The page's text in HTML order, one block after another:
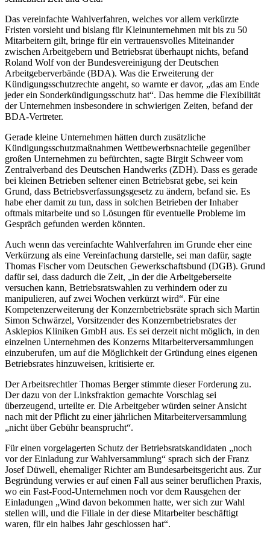
Das vereinfachte Wahlverfahren, welches vor allem verkürzte
Fristen vorsieht und bislang für Kleinunternehmen mit bis zu 50
Mitarbeitern gilt, bringe für ein vertrauensvolles Miteinander
zwischen Arbeitgebern und Betriebsrat überhaupt nichts, befand
Roland Wolf von der Bundesvereinigung der Deutschen
Arbeitgeberverbände (BDA). Was die Erweiterung der
Kündigungsschutzrechte angeht, so warnte er davor, „das am Ende
jeder ein Sonderkündigungsschutz hat“. Das hemme die Flexibilität
der Unternehmen insbesondere in schwierigen Zeiten, befand der
BDA-Vertreter.
Gerade kleine Unternehmen hätten durch zusätzliche
Kündigungsschutzmaßnahmen Wettbewerbsnachteile gegenüber
großen Unternehmen zu befürchten, sagte Birgit Schweer vom
Zentralverband des Deutschen Handwerks (ZDH). Dass es gerade
bei kleinen Betrieben seltener einen Betriebsrat gebe, sei kein
Grund, dass Betriebsverfassungsgesetz zu ändern, befand sie. Es
habe eher damit zu tun, dass in solchen Betrieben der Inhaber
oftmals mitarbeite und so Lösungen für eventuelle Probleme im
Gespräch gefunden werden könnten.
Auch wenn das vereinfachte Wahlverfahren im Grunde eher eine
Verkürzung als eine Vereinfachung darstelle, sei man dafür, sagte
Thomas Fischer vom Deutschen Gewerkschaftsbund (DGB). Grund
dafür sei, dass dadurch die Zeit, „in der die Arbeitgeberseite
versuchen kann, Betriebsratswahlen zu verhindern oder zu
manipulieren, auf zwei Wochen verkürzt wird“. Für eine
Kompetenzerweiterung der Konzernbetriebsräte sprach sich Martin
Simon Schwärzel, Vorsitzender des Konzernbetriebsrates der
Asklepios Kliniken GmbH aus. Es sei derzeit nicht möglich, in den
einzelnen Unternehmen des Konzerns Mitarbeiterversammlungen
einzuberufen, um auf die Möglichkeit der Gründung eines eigenen
Betriebsrates hinzuweisen, kritisierte er.
Der Arbeitsrechtler Thomas Berger stimmte dieser Forderung zu.
Der dazu von der Linksfraktion gemachte Vorschlag sei
überzeugend, urteilte er. Die Arbeitgeber würden seiner Ansicht
nach mit der Pflicht zu einer jährlichen Mitarbeiterversammlung
„nicht über Gebühr beansprucht“.
Für einen vorgelagerten Schutz der Betriebsratskandidaten „noch
vor der Einladung zur Wahlversammlung“ sprach sich der Franz
Josef Düwell, ehemaliger Richter am Bundesarbeitsgericht aus. Zur
Begründung verwies er auf einen Fall aus seiner beruflichen Praxis,
wo ein Fast-Food-Unternehmen noch vor dem Rausgehen der
Einladungen „Wind davon bekommen hatte, wer sich zur Wahl
stellen will, und die Filiale in der diese Mitarbeiter beschäftigt
waren, für ein halbes Jahr geschlossen hat“.